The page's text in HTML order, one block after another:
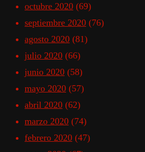
octubre 2020 (69)
septiembre 2020 (76)
agosto 2020 (81)
julio 2020 (66)
junio 2020 (58)
mayo 2020 (57)
abril 2020 (62)
marzo 2020 (74)
febrero 2020 (47)